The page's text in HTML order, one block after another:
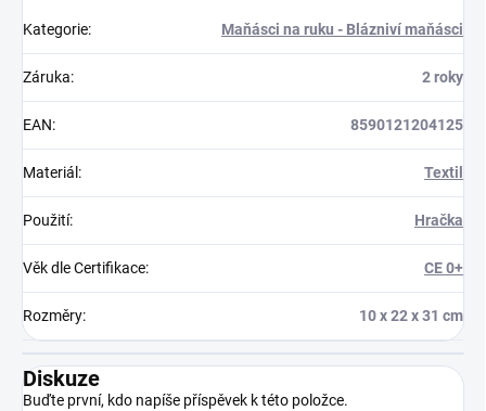
Kategorie: Maňásci na ruku - Blázniví maňásci
Záruka: 2 roky
EAN: 8590121204125
Materiál : Textil
Použití: Hračka
Věk dle Certifikace: CE 0+
Rozměry: 10 x 22 x 31 cm
Diskuze
Buďte první, kdo napíše příspěvek k této položce.